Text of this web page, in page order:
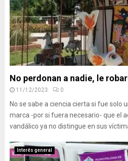
No perdonan a nadie, le
11/12/2023 0
No se sabe a ciencia cierta si fue solo
marca -por si fuera necesario- que el
vandálico ya no distingue en sus
Interés general